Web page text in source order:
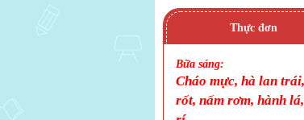
Thực đơn
Bữa sáng:
Cháo mực, hà lan
rốt, nấm rơm, hành